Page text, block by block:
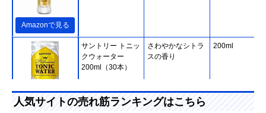
Amazonで見る
Amazonで見る
サントリー トニッ
クウォーター
200ml（30本）
さわやかなシトラ
スの香り
200ml
人気サイトの売れ筋ランキングはこちら